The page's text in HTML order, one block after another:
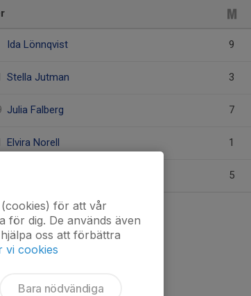
Ida Lönnqvist 9
Stella Jutman 3
Julia Falberg 7
Elvira Norell 1
5
för att vår
för dig. De används även
oss att förbättra
vi cookies
Bara nödvändiga